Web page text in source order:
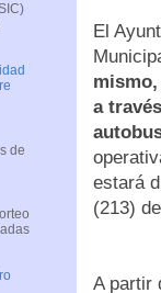
El
a
estará
(213)
A partir
de